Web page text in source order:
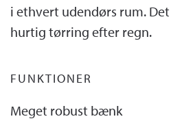
i ethvert udendørs rum.
hurtig tørring efter regn.
FUNKTIONER
Meget robust bænk